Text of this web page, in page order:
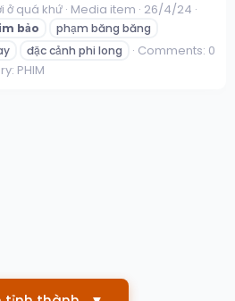
ở quá khứ Media item 26/4/24
bảo
phạm băng băng
đặc cảnh phi long
Comments: 0
PHIM